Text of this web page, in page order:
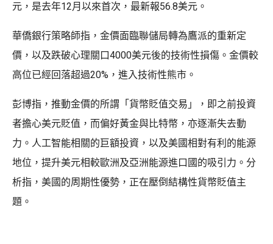
元，是去年12月以來首次，最新報56.8美元。
華僑銀行策略師指，金價面臨聯儲局轉為鷹派的重新定
價，以及跌破心理關口4000美元後的技術性損傷。金價較
高位已經回落超過20%，進入技術性熊市。
彭博指，推動金價的所謂「貨幣貶值交易」，即之前投資
者擔心美元貶值，而偏好黃金與比特幣，亦逐漸失去動
力。人工智能相關的巨額投資，以及美國相對有利的能源
地位，提升美元相較歐洲及亞洲能源進口國的吸引力。分
析指，美國的周期性優勢，正在壓倒結構性貨幣貶值主
題。